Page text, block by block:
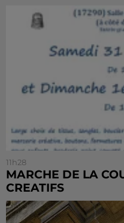
11h28
MARCHE DE LA
CREATIFS